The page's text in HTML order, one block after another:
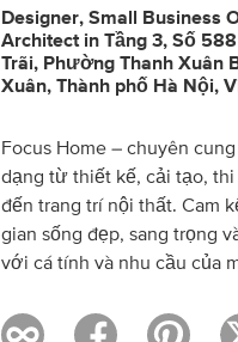
Designer, Small Business
Architect inTầng 3, Số
Trãi, Phường Thanh Xuân
Xuân, Thành phố Hà Nội,
Focus Home – chuyên
dạng từ thiết kế, cải tạo,
đến trang trí nội thất. Cam
gian sống đẹp, sang trọng
với cá tính và nhu cầu của